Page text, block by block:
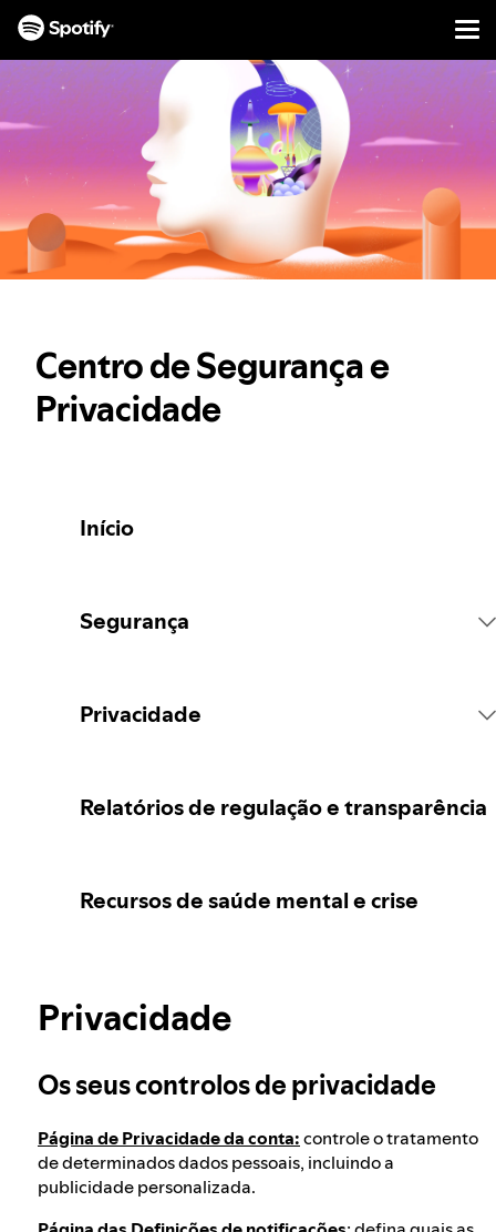
PARA
CONTEÚDO
Centro de Segurança e
Privacidade
Início
Segurança
Integridade eleitoral no Spotify
A nossa abordagem a conteúdos perigosos e
A nossa abordagem ao extremismo violento
Privacidade
Saiba mais sobre privacidade
Relatórios de regulação e transparência
Recursos de saúde mental e crise
Privacidade
Os seus controlos de privacidade
Página de Privacidade da conta:controle o tratamento
de determinados dados pessoais, incluindo a
publicidade personalizada.